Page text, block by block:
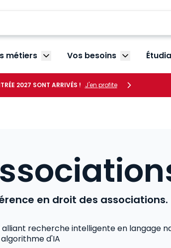
métiers Afficher le sous-menu Vos
Vos besoins Afficher le
2027 SONT ARRIVÉS ! J'en profite
en droit des associations.
recherche intelligente en langage
algorithme d'IA